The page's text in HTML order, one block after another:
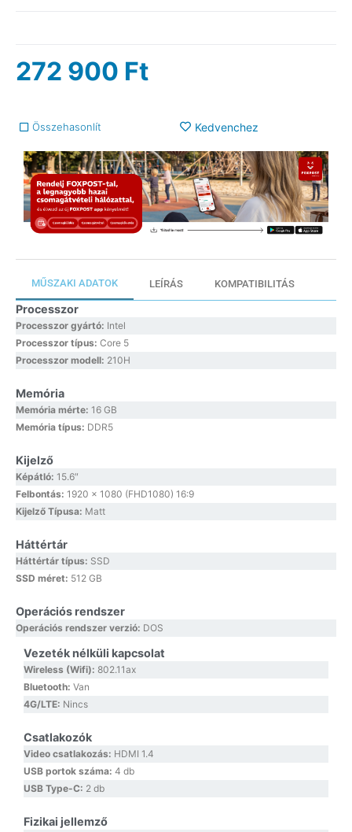
272 900 Ft
Összehasonlít Kedvenchez
MŰSZAKI ADATOK LEÍRÁS KOMPATIBILITÁS
Processzor
Processzor gyártó: Intel
Processzor típus: Core 5
Processzor modell: 210H
Memória
Memória mérte: 16 GB
Memória típus: DDR5
Kijelző
Képátló: 15.6″
Felbontás: 1920 x 1080 (FHD1080) 16:9
Kijelző Típusa: Matt
Háttértár
Háttértár típus: SSD
SSD méret: 512 GB
Operációs rendszer
Operációs rendszer verzió: DOS
Vezeték nélküli kapcsolat
Wireless (Wifi): 802.11ax
Bluetooth: Van
4G/LTE: Nincs
Csatlakozók
Video csatlakozás: HDMI 1.4
USB portok száma: 4 db
USB Type-C: 2 db
Fizikai jellemző